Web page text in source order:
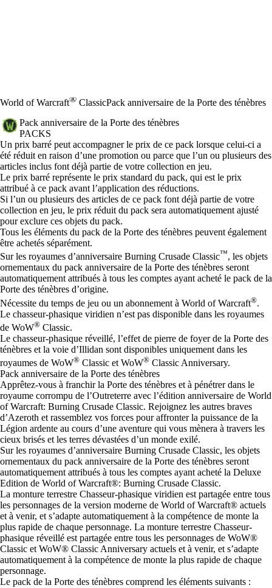
World of Warcraft® ClassicPack anniversaire de la Porte des ténèbres
Pack anniversaire de la Porte des ténèbres
PACKS
Prix
Available actions
Un prix barré peut accompagner le prix de ce pack lorsque celui-ci a
été réduit en raison d’une promotion ou parce que l’un ou plusieurs des
articles inclus font déjà partie de votre collection en jeu.
Le prix barré représente le prix standard du pack, qui est le prix
attribué à ce pack avant l’application des réductions.
Si l’un ou plusieurs des articles de ce pack font déjà partie de votre
collection en jeu, le prix réduit du pack sera automatiquement ajusté
pour exclure ces objets du pack.
Tous les éléments du pack de la Porte des ténèbres peuvent également
être achetés séparément.
Sur les royaumes d’anniversaire Burning Crusade Classic™, les objets
ornementaux du pack anniversaire de la Porte des ténèbres seront
automatiquement attribués à tous les comptes ayant acheté le pack de la
Porte des ténèbres d’origine.
Nécessite du temps de jeu ou un abonnement à World of Warcraft®.
Le chasseur-phasique viridien n’est pas disponible dans les royaumes
de WoW® Classic.
Le chasseur-phasique réveillé, l’effet de pierre de foyer de la Porte des
ténèbres et la voie d’Illidan sont disponibles uniquement dans les
royaumes de WoW® Classic et WoW® Classic Anniversary.
Pack anniversaire de la Porte des ténèbres
Apprêtez-vous à franchir la Porte des ténèbres et à pénétrer dans le
royaume corrompu de l’Outreterre avec l’édition anniversaire de World
of Warcraft: Burning Crusade Classic. Rejoignez les autres braves
d’Azeroth et rassemblez vos forces pour affronter la puissance de la
Légion ardente au cours d’une aventure qui vous mènera à travers les
cieux brisés et les terres dévastées d’un monde exilé.
Sur les royaumes d’anniversaire Burning Crusade Classic, les objets
ornementaux du pack anniversaire de la Porte des ténèbres seront
automatiquement attribués à tous les comptes ayant acheté la Deluxe
Edition de World of Warcraft®: Burning Crusade Classic.
La monture terrestre Chasseur-phasique viridien est partagée entre tous
les personnages de la version moderne de World of Warcraft® actuels
et à venir, et s’adapte automatiquement à la compétence de monte la
plus rapide de chaque personnage. La monture terrestre Chasseur-
phasique réveillé est partagée entre tous les personnages de WoW®
Classic et WoW® Classic Anniversary actuels et à venir, et s’adapte
automatiquement à la compétence de monte la plus rapide de chaque
personnage.
Le pack de la Porte des ténèbres comprend les éléments suivants :